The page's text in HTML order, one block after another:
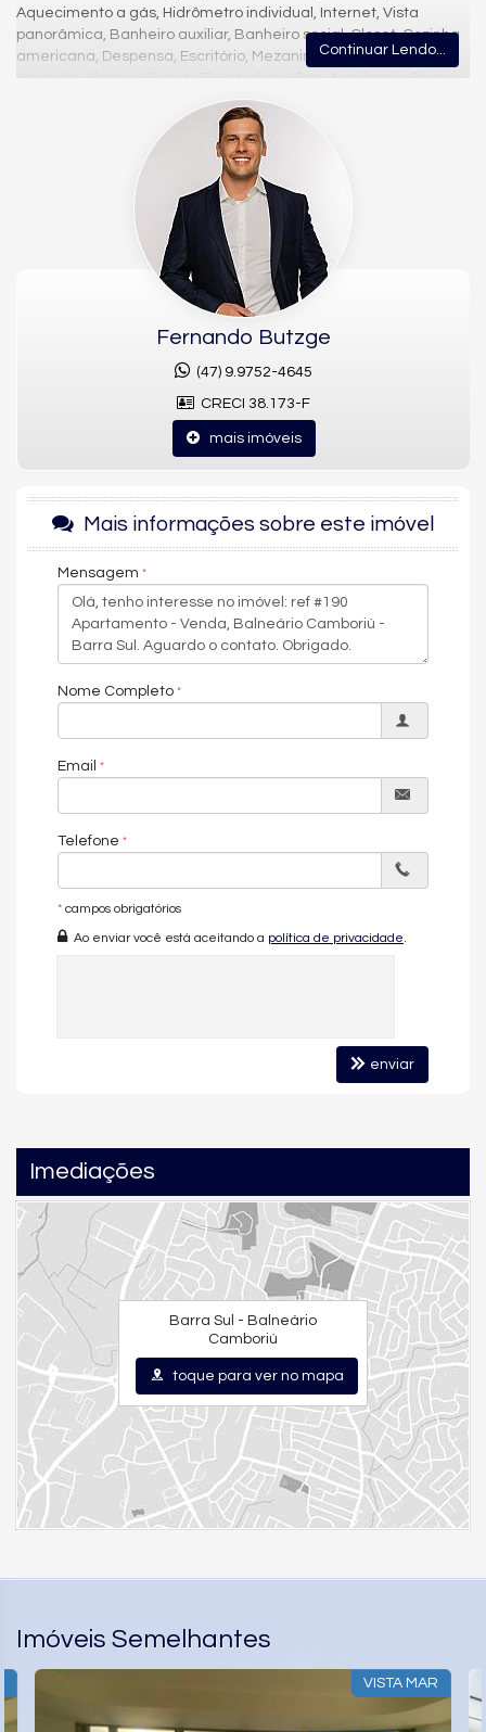
Aquecimento a gás, Hidrômetro individual, Internet, Vista
panorâmica, Banheiro auxiliar, Banheiro social, Closet, Cozinha
americana, Despensa, Escritório, Mezanino, Sala de jantar,
Varanda, Alarme, Circuito TV, Interfone, Spa, Academia, Sauna,
Lounge, Heliponto, Salão de jogos, Elevador, Solarium,
Bicicletário, Playground, Piscina, Salão de festas, Piscina infantil,
Sala de reunião, Espaço gourmet, Brinquedoteca, Energia solar,
Piscina aquecida, Gás individual, Hall de entrada, Jacuzzi, Estar
Continuar Lendo...
Fernando Butzge
(47) 9.9752-4645
CRECI 38.173-F
mais imóveis
Mais informações sobre este imóvel
Mensagem
Nome Completo
Email
Telefone
* campos obrigatórios
Ao enviar você está aceitando a política de privacidade
enviar
Imediações
Barra Sul - Balneário
Camboriú
toque para ver no mapa
Imóveis Semelhantes